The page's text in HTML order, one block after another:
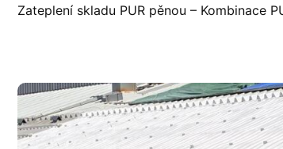
Zateplení skladu PUR pěnou – Kombinace